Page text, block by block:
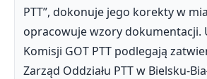
PTT”, dokonuje jego korekty w
opracowuje wzory dokumentacji.
Komisji GOT PTT podlegają
Zarząd Oddziału PTT w Bielsku-